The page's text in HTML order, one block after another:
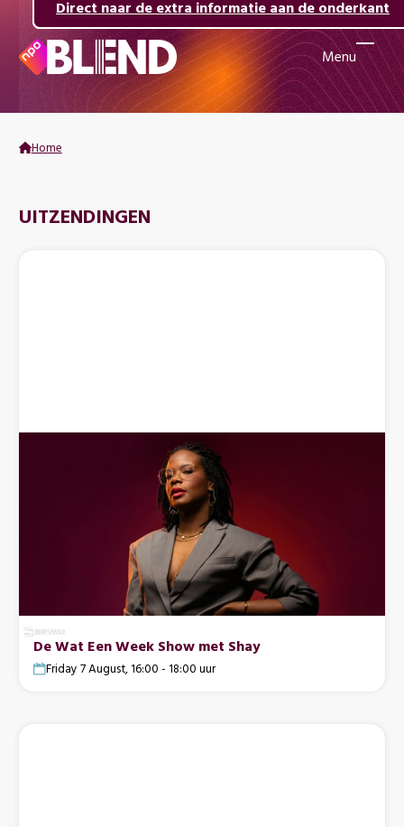
Direct naar de inhoud
Direct naar de hoofdnavigatie
Direct naar de extra informatie aan de onderkant
Menu
vanHome
UITZENDINGEN
De Wat Een Week Show met Shay
Friday 7 August, 16:00 - 18:00 uur